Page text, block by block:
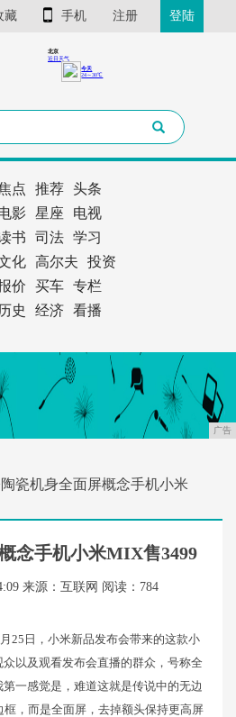
藏 手机 注册 登陆
点 推荐
头条
影 星座
电视
书 司法
学习
化 高尔夫
投资
价 买车
专栏
历史 经济 看播
广告
瓷机身全面屏概念手机小米
念手机小米MIX售3499
来源：互联网 阅读：784
月25日，小米新品发布会带来的这款小
以及观看发布会直播的群众，号称全
一感觉是，难道这就是传说中的无边
，而是全面屏，去掉额头保持更高屏